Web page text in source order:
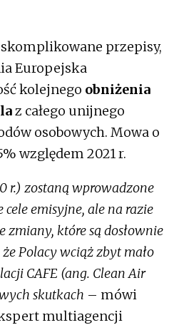
przepisy,
Europejska
kolejnego obniżenia
z całego unijnego
osobowych. Mowa o
względem 2021 r.
r.) zostaną wprowadzone
emisyjne, ale na razie
zmiany, które są dosłownie
Polacy wciąż zbyt mało
CAFE (ang. Clean Air
skutkach – mówi
multiagencji